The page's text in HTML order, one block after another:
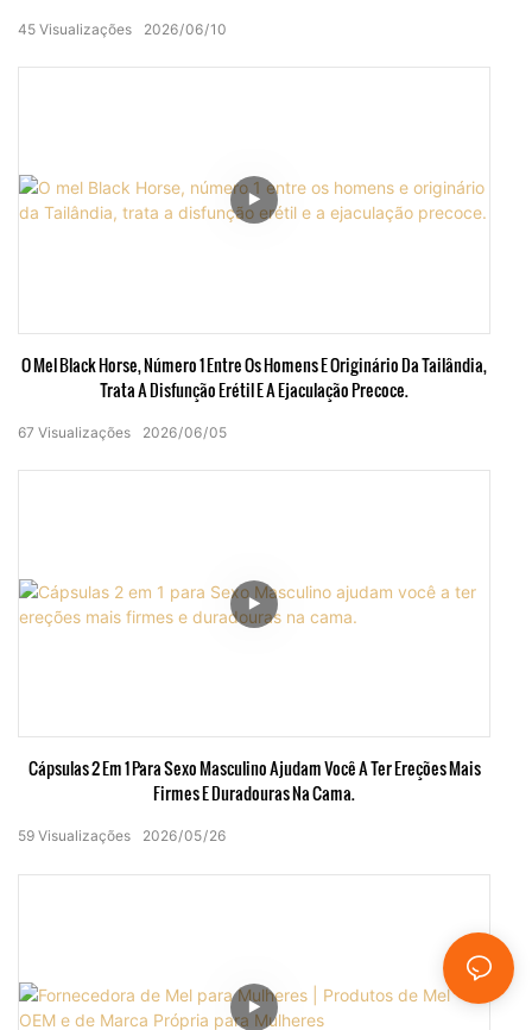
2026 06 10
45 Visualizações
O Mel Black Horse, Número 1 Entre Os Homens E Originário Da Tailândia,
Trata A Disfunção Erétil E A Ejaculação Precoce.
2026 06 05
67 Visualizações
Cápsulas 2 Em 1 Para Sexo Masculino Ajudam Você A Ter Ereções Mais
Firmes E Duradouras Na Cama.
2026 05 26
59 Visualizações